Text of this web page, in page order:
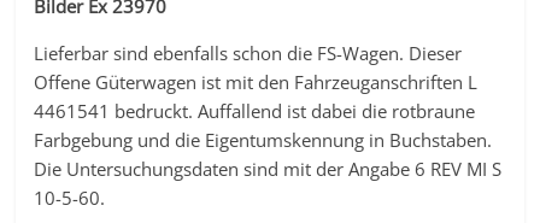
Bilder Ex 23970
Lieferbar sind ebenfalls schon die FS-Wagen. Dieser
Offene Güterwagen ist mit den Fahrzeuganschriften L
4461541 bedruckt. Auffallend ist dabei die rotbraune
Farbgebung und die Eigentumskennung in Buchstaben.
Die Untersuchungsdaten sind mit der Angabe 6 REV MI S
10-5-60.